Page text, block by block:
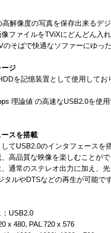
高解像度の写真を保存出来るデ
ファイルをTViXにどんどん入
のそばで快適なソファーにゆっ
ージ
を記憶装置として使用して
理論値 の高速なUSB2.0を使
スを搭載
てUSB2.0のインタフェース
高品質な映像を楽しむことがで
通常のステレオ出力に加え、
タルやDTSなどの再生が可能です
USB2.0
x 480, PAL 720 x 576